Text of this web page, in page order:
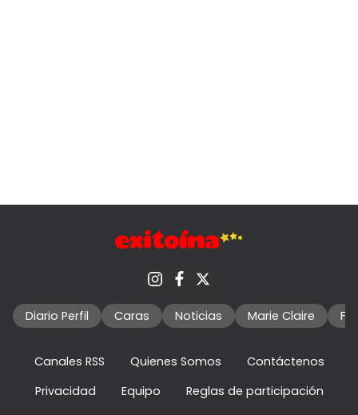
Diario Perfil Caras Noticias Marie Claire
Canales RSS Quienes Somos
Contáctenos
Privacidad
Equipo
Reglas de participación